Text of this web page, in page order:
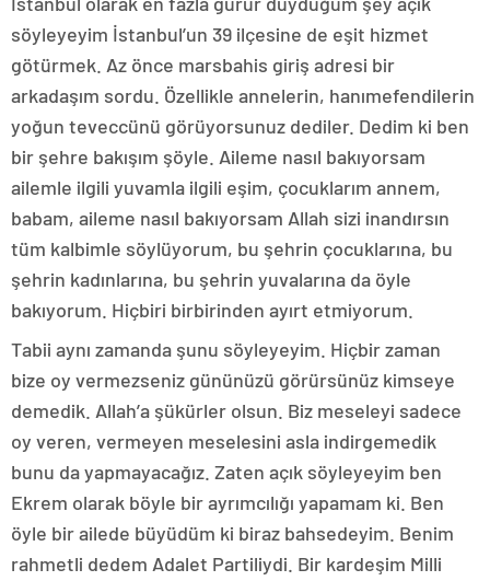
söyleyeyim İstanbul’un 39 ilçesine de eşit hizmet
götürmek. Az önce marsbahis giriş adresi bir
arkadaşım sordu. Özellikle annelerin, hanımefendilerin
yoğun teveccünü görüyorsunuz dediler. Dedim ki ben
bir şehre bakışım şöyle. Aileme nasıl bakıyorsam
ailemle ilgili yuvamla ilgili eşim, çocuklarım annem,
babam, aileme nasıl bakıyorsam Allah sizi inandırsın
tüm kalbimle söylüyorum, bu şehrin çocuklarına, bu
şehrin kadınlarına, bu şehrin yuvalarına da öyle
bakıyorum. Hiçbiri birbirinden ayırt etmiyorum.
Tabii aynı zamanda şunu söyleyeyim. Hiçbir zaman
bize oy vermezseniz gününüzü görürsünüz kimseye
demedik. Allah’a şükürler olsun. Biz meseleyi sadece
oy veren, vermeyen meselesini asla indirgemedik
bunu da yapmayacağız. Zaten açık söyleyeyim ben
Ekrem olarak böyle bir ayrımcılığı yapamam ki. Ben
öyle bir ailede büyüdüm ki biraz bahsedeyim. Benim
rahmetli dedem Adalet Partiliydi. Bir kardeşim Milli